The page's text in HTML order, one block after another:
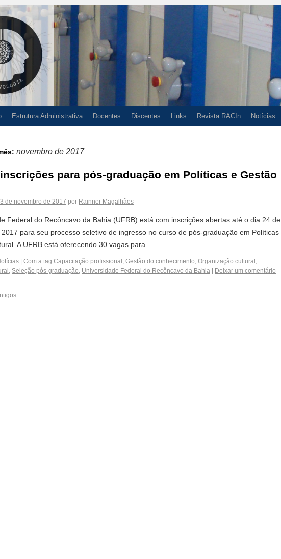
Estrutura Administrativa Docentes Discentes Links Revista RACIn Notícias
novembro de 2017
para pós-graduação em Políticas e Gestão
de novembro de 2017 por Rainner Magalhães
Federal do Recôncavo da Bahia (UFRB) está com inscrições abertas até o dia 24 de
para seu processo seletivo de ingresso no curso de pós-graduação em Políticas
A UFRB está oferecendo 30 vagas para…
Com a tag Capacitação profissional , Gestão do conhecimento, Organização cultural ,
, Seleção pós-graduação, Universidade Federal do Recôncavo da Bahia Deixar um comentário